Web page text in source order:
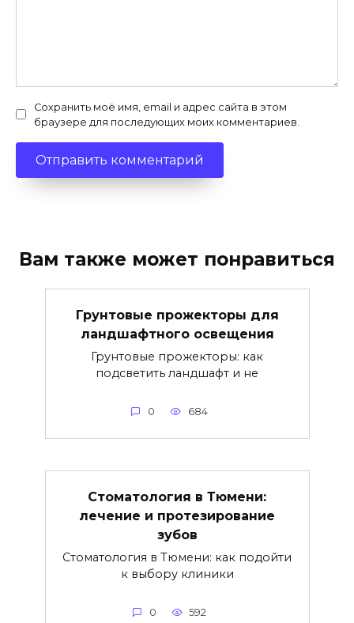
Сохранить моё имя, email и адрес сайта в этом
браузере для последующих моих комментариев.
Вам также может понравиться
Грунтовые прожекторы для
ландшафтного освещения
Грунтовые прожекторы: как
подсветить ландшафт и не
0 684
Стоматология в Тюмени:
лечение и протезирование
зубов
Стоматология в Тюмени: как подойти
к выбору клиники
0 592